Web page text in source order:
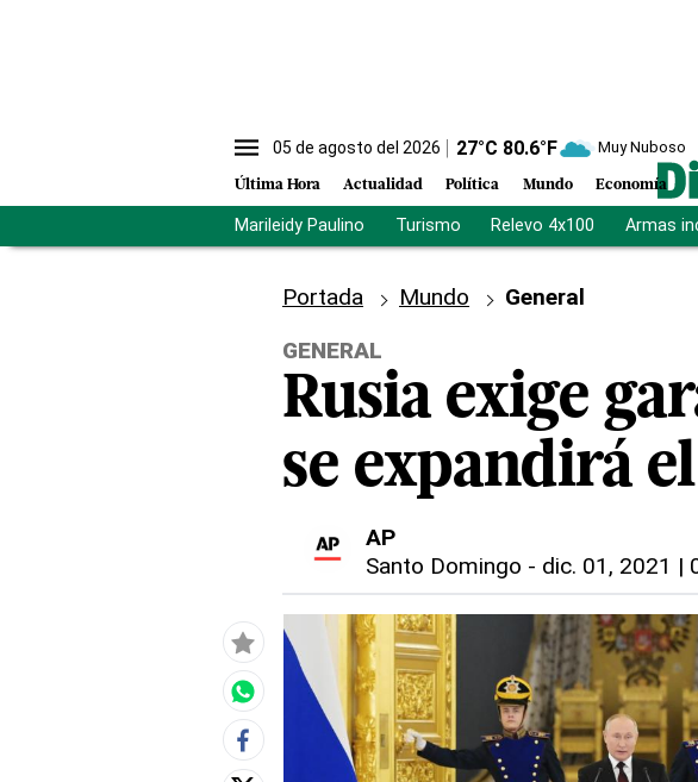
05 de agosto del 2026 27°C 80.6°F Muy Nuboso
Última Hora Actualidad Política Mundo Economía
Marileidy Paulino Turismo Relevo 4x100 Armas
Portada Mundo
General
GENERAL
Rusia exige
se expandirá
AP
Santo Domingo - dic. 01, 2021 |